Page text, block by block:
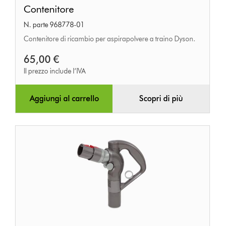
Contenitore
N. parte 968778-01
Contenitore di ricambio per aspirapolvere a traino Dyson.
65,00 €
Il prezzo include l’IVA
Aggiungi al carrello Scopri di più